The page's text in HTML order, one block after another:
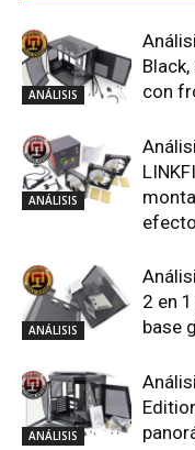
ANÁLISIS
con
ANÁLISIS
ANÁLISIS
2 en
base
ANÁLISIS